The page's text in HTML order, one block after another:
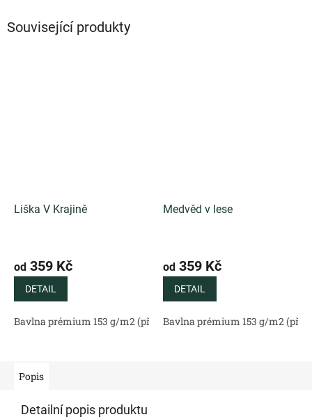
Související produkty
Liška V Krajině
od 359 Kč
DETAIL
Bavlna prémium 153 g/m2 (přírodní) Bavlněný satén 130 g/
Medvěd v lese
od 359 Kč
DETAIL
Bavlna prémium 153 g/m2
Popis
Detailní popis produktu